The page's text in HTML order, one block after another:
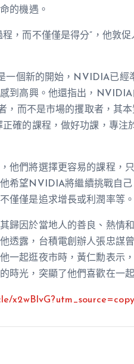
的機遇。
，而不僅僅是得分”，他敦
一個新的開始，NVIDIA已經
到高興。他還指出，
而不是市場的攫取者，其
確的課程，做好功課，專注
他們將選擇更容易的課程，
希望NVIDIA將繼續挑戰自
僅僅是追求增長或利潤率等。
歸因於當地人的善良、熱情
透露，台積電創辦人張忠謀
一起逛夜市時，黃仁勳表示
時光，突顯了他們喜歡在一